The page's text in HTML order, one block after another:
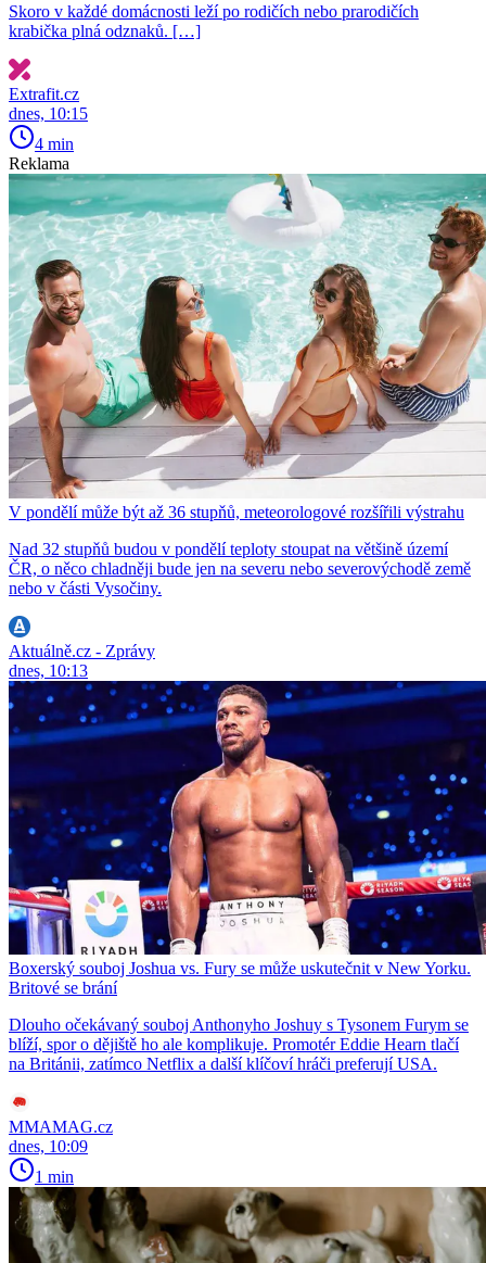
Skoro v každé domácnosti leží po rodičích nebo prarodičích
krabička plná odznaků. […]
Extrafit.cz
dnes, 10:15
4 min
Reklama
V pondělí může být až 36 stupňů, meteorologové rozšířili výstrahu
Nad 32 stupňů budou v pondělí teploty stoupat na většině území
ČR, o něco chladněji bude jen na severu nebo severovýchodě země
nebo v části Vysočiny.
Aktuálně.cz - Zprávy
dnes, 10:13
Boxerský souboj Joshua vs. Fury se může uskutečnit v New Yorku.
Britové se brání
Dlouho očekávaný souboj Anthonyho Joshuy s Tysonem Furym se
blíží, spor o dějiště ho ale komplikuje. Promotér Eddie Hearn tlačí
na Británii, zatímco Netflix a další klíčoví hráči preferují USA.
MMAMAG.cz
dnes, 10:09
1 min